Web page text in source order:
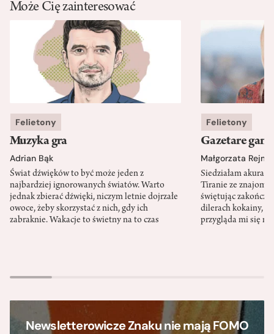
Może Cię zainteresować
Felietony
Muzyka gra
Adrian Bąk
Świat dźwięków to być może jeden z
najbardziej ignorowanych światów. Warto
jednak zbierać dźwięki, niczym letnie dojrzałe
owoce, żeby skorzystać z nich, gdy ich
zabraknie. Wakacje to świetny na to czas
Felietony
Gazetare
Małgorzata
Siedziałam akurat
Tiranie ze
świętując
dilerach kokainy,
przygląda mi się
Newsletterowicze Znaku nie mają FOMO